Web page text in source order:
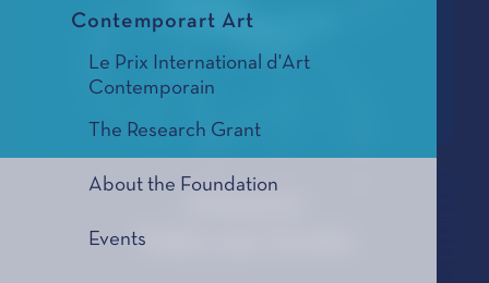
Contemporart Art
Le Prix International d'Art
Contemporain
The Research Grant
About the Foundation
EventsThéâtre des Variétés